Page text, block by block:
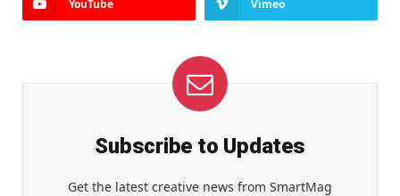
YouTube Vimeo
Subscribe to Updates
Get the latest creative news from SmartMag